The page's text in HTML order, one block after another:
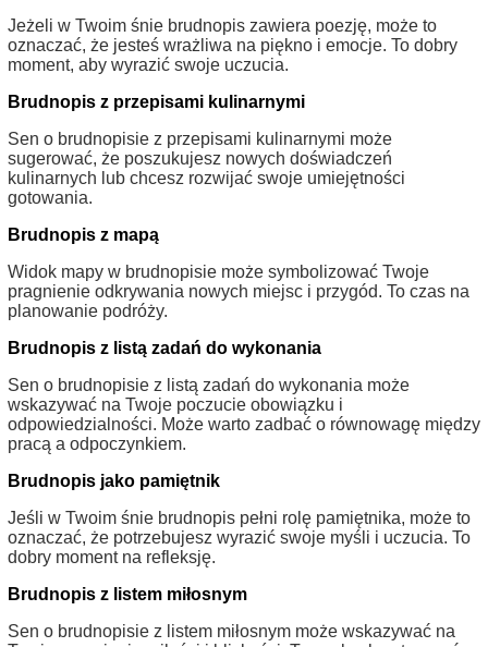
Jeżeli w Twoim śnie brudnopis zawiera poezję, może to
oznaczać, że jesteś wrażliwa na piękno i emocje. To dobry
moment, aby wyrazić swoje uczucia.
Brudnopis z przepisami kulinarnymi
Sen o brudnopisie z przepisami kulinarnymi może
sugerować, że poszukujesz nowych doświadczeń
kulinarnych lub chcesz rozwijać swoje umiejętności
gotowania.
Brudnopis z mapą
Widok mapy w brudnopisie może symbolizować Twoje
pragnienie odkrywania nowych miejsc i przygód. To czas na
planowanie podróży.
Brudnopis z listą zadań do wykonania
Sen o brudnopisie z listą zadań do wykonania może
wskazywać na Twoje poczucie obowiązku i
odpowiedzialności. Może warto zadbać o równowagę między
pracą a odpoczynkiem.
Brudnopis jako pamiętnik
Jeśli w Twoim śnie brudnopis pełni rolę pamiętnika, może to
oznaczać, że potrzebujesz wyrazić swoje myśli i uczucia. To
dobry moment na refleksję.
Brudnopis z listem miłosnym
Sen o brudnopisie z listem miłosnym może wskazywać na